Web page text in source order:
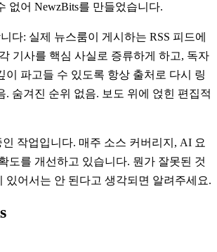
없어 NewzBits를 만들었습니다.
다: 실제 뉴스룸이 게시하는 RSS 피드에
기사를 핵심 사실로 증류하게 하고, 독자
이 파고들 수 있도록 항상 출처로 다시 링
. 숨겨진 순위 없음. 보도 위에 얹힌 편집적
인 작업입니다. 매주 소스 커버리지, AI 요
도를 개선하고 있습니다. 뭔가 잘못된 것
있어서는 안 된다고 생각되면 알려주세요.